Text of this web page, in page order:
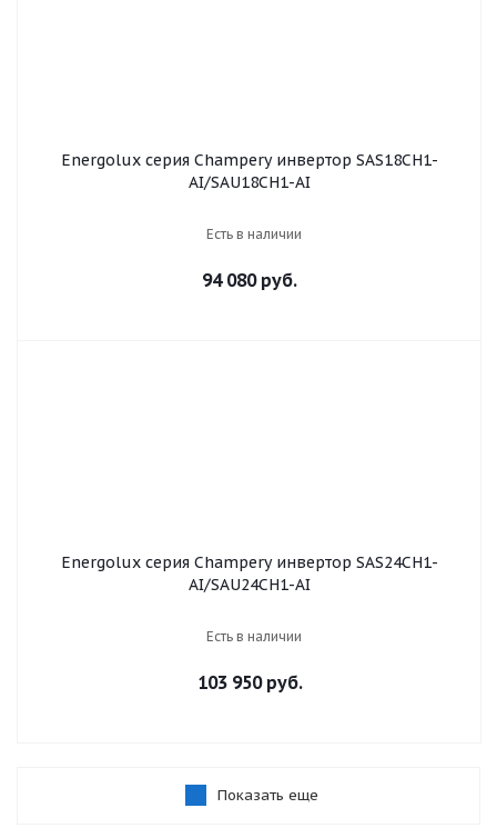
Energolux серия Champery инвертор SAS18CH1-
AI/SAU18CH1-AI
Есть в наличии
94 080 руб.
Energolux серия Champery инвертор SAS24CH1-
AI/SAU24CH1-AI
Есть в наличии
103 950 руб.
Показать еще